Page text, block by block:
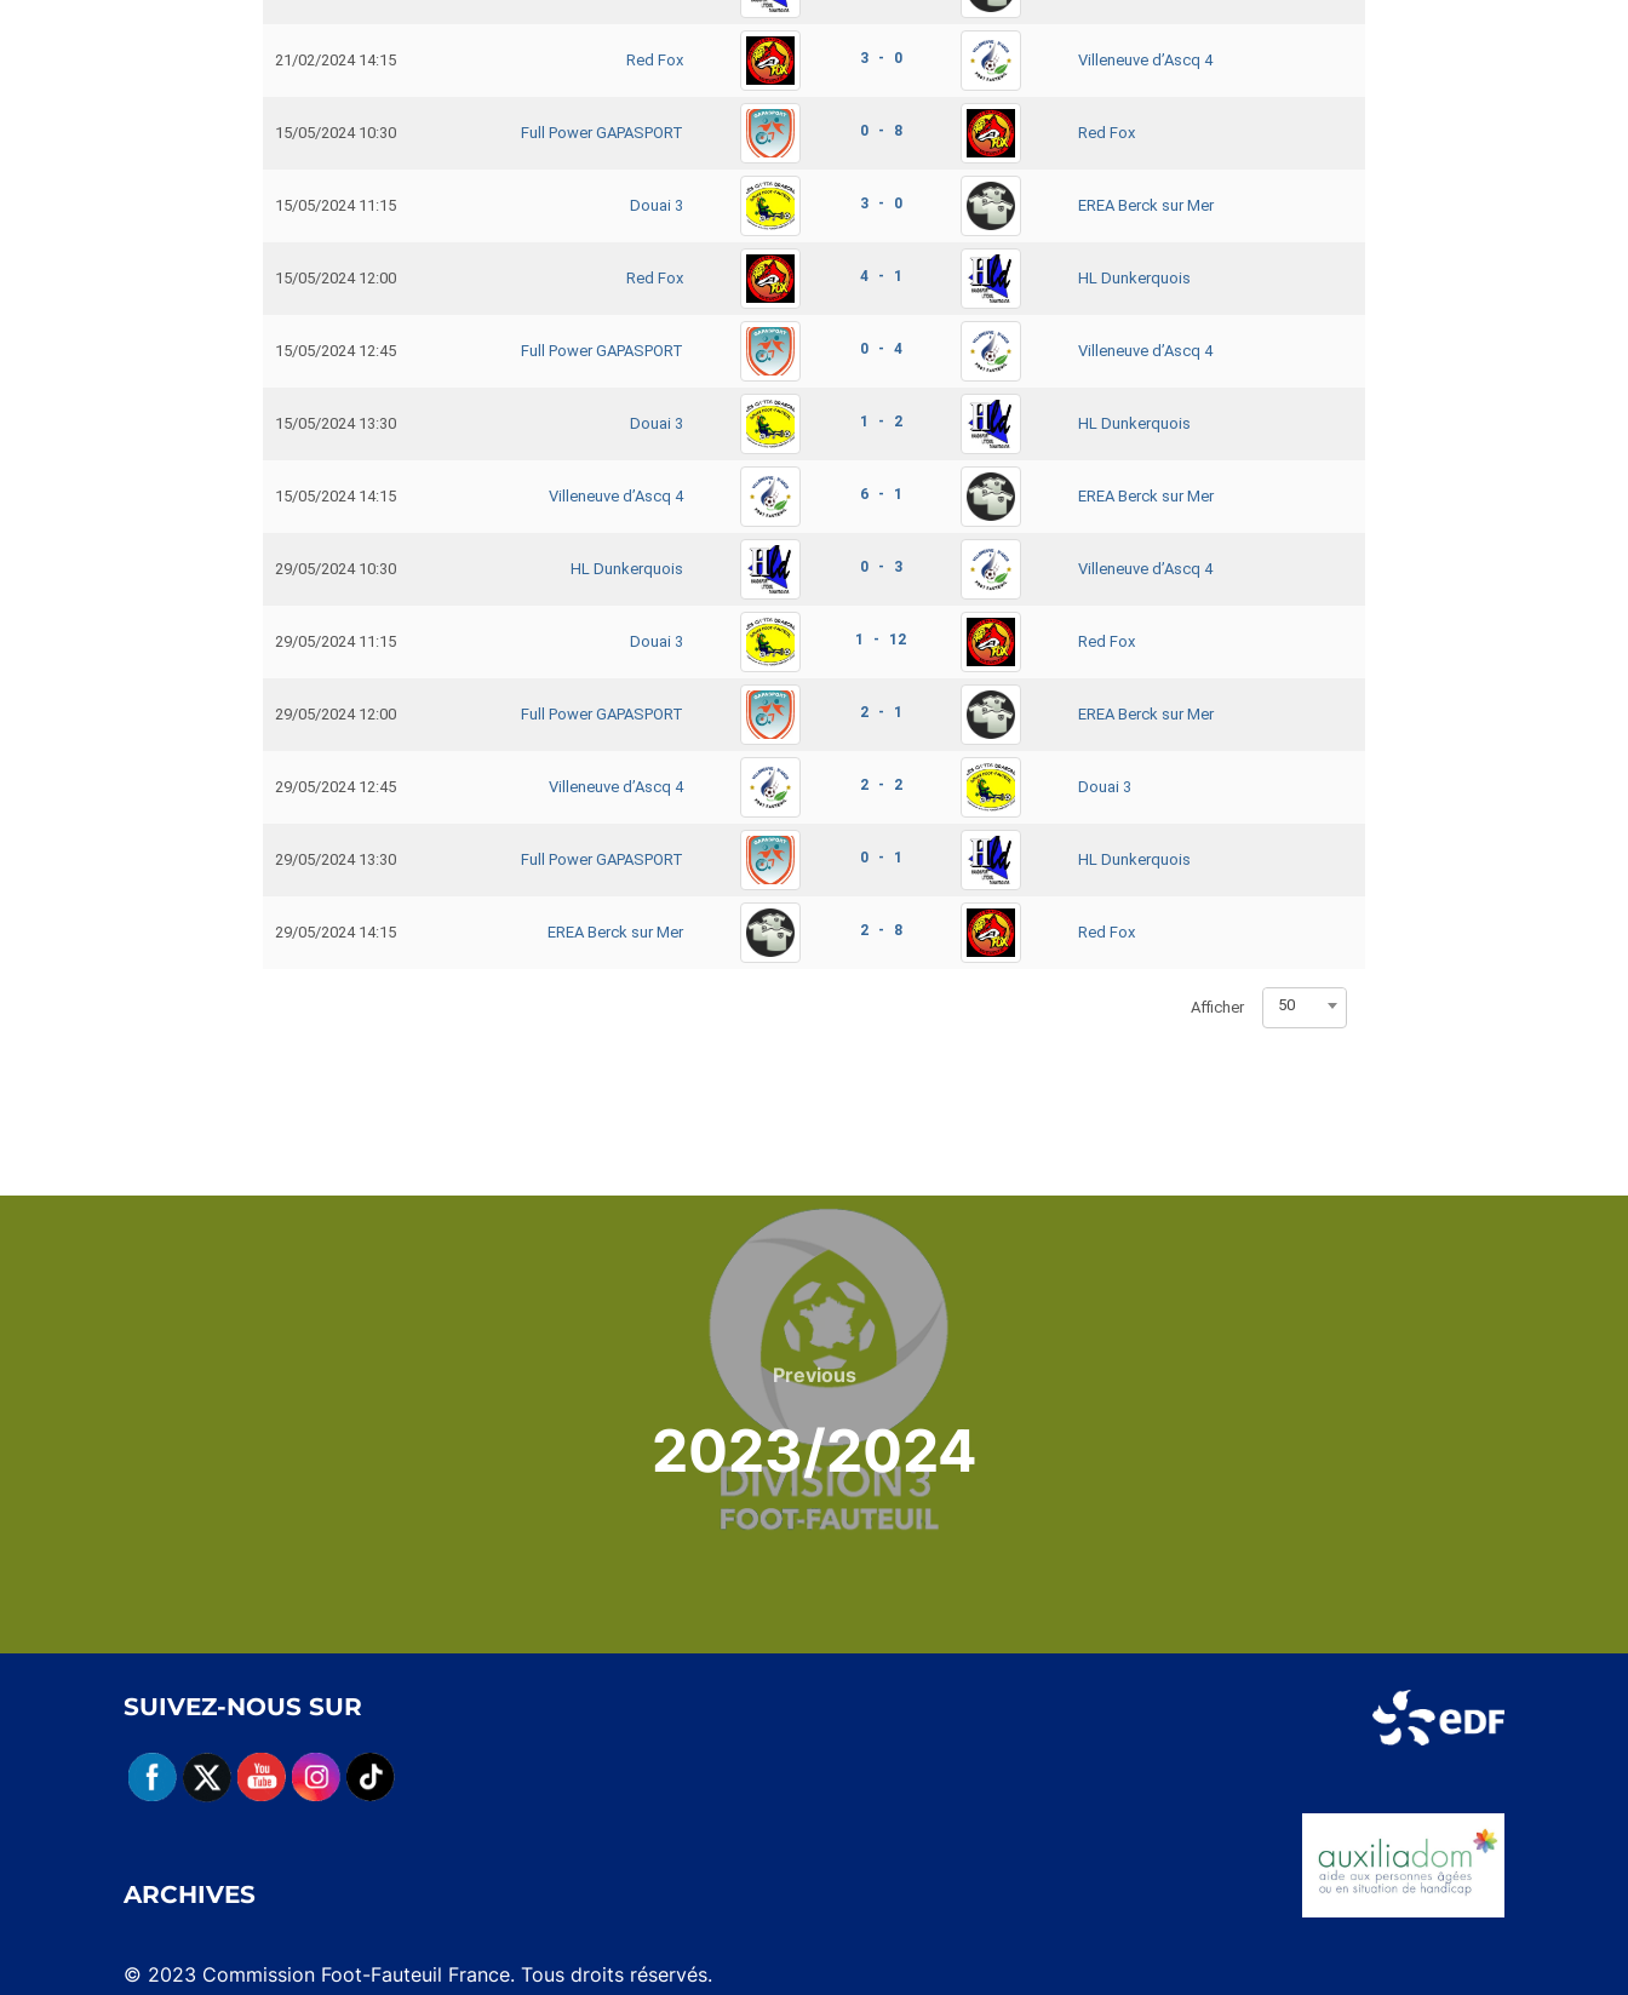
21/02/2024 14:15 Red Fox 3 - 0 Villeneuve d’Ascq 4
15/05/2024 10:30 Full Power GAPASPORT 0 - 8 Red Fox
15/05/2024 11:15 Douai 3 3 - 0 EREA Berck sur Mer
15/05/2024 12:00 Red Fox 4 - 1 HL Dunkerquois
15/05/2024 12:45 Full Power GAPASPORT 0 - 4 Villeneuve d’Ascq 4
15/05/2024 13:30 Douai 3 1 - 2 HL Dunkerquois
15/05/2024 14:15 Villeneuve d’Ascq 4 6 - 1 EREA Berck sur Mer
29/05/2024 10:30 HL Dunkerquois 0 - 3 Villeneuve d’Ascq 4
29/05/2024 11:15 Douai 3 1 - 12 Red Fox
29/05/2024 12:00 Full Power GAPASPORT 2 - 1 EREA Berck sur Mer
29/05/2024 12:45 Villeneuve d’Ascq 4 2 - 2 Douai 3
29/05/2024 13:30 Full Power GAPASPORT 0 - 1 HL Dunkerquois
29/05/2024 14:15 EREA Berck sur Mer 2 - 8 Red Fox
Afficher 50
Previous
Previous
2023/2024
SUIVEZ-NOUS SUR
ARCHIVES
© 2023 Commission Foot-Fauteuil France. Tous droits réservés.